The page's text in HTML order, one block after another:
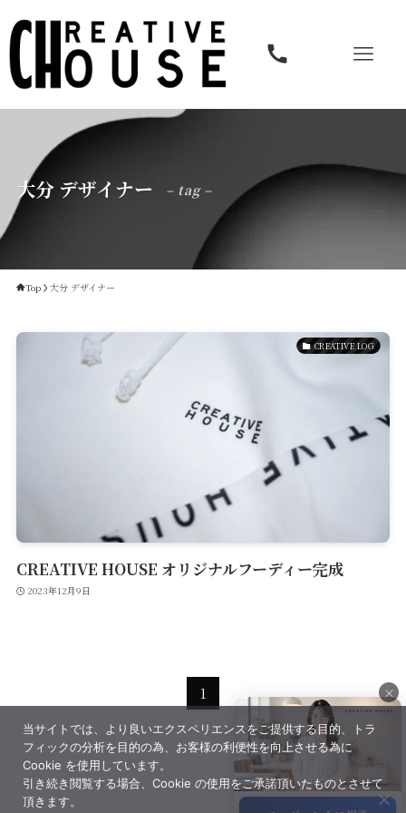
Service
Reservation
公式アプリ
大分 デザイナー – tag –
Top 大分 デザイナー
CREATIVE LOG
CREATIVE HOUSE オリジナルフーディー完成
2023年12月9日
1 ×
当サイトでは、より良いエクスペリエンスをご提供する目的、トラ
フィックの分析を目的の為、お客様の利便性を向上させる為に
Cookie を使用しています。
引き続き閲覧する場合、Cookie の使用をご承諾頂いたものとさせて
頂きます。